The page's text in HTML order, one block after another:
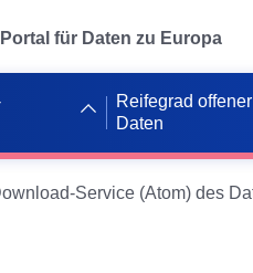
für Daten zu Europa
Reifegrad offener
Daten